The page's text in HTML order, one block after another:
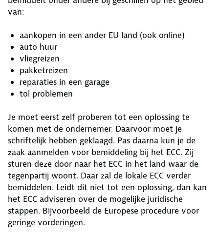
van:
aankopen in een ander EU land (ook online)
auto huur
vliegreizen
pakketreizen
reparaties in een garage
tol problemen
Je moet eerst zelf proberen tot een oplossing te
komen met de ondernemer. Daarvoor moet je
schriftelijk hebben geklaagd. Pas daarna kun je de
zaak aanmelden voor bemiddeling bij het ECC. Zij
sturen deze door naar het ECC in het land waar de
tegenpartij woont. Daar zal de lokale ECC verder
bemiddelen. Leidt dit niet tot een oplossing, dan kan
het ECC adviseren over de mogelijke juridische
stappen. Bijvoorbeeld de Europese procedure voor
geringe vorderingen.